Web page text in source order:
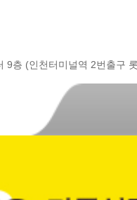
9층 (인천터미널역 2번출구